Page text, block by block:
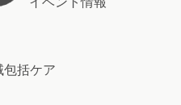
包括ケア